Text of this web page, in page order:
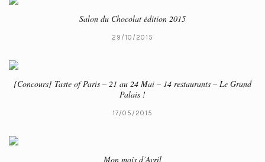
Salon du Chocolat édition 2015
29/10/2015
{Concours} Taste of Paris – 21 au 24 Mai – 14 restaurants – Le Grand
Palais !
17/05/2015
Mon mois d’Avril